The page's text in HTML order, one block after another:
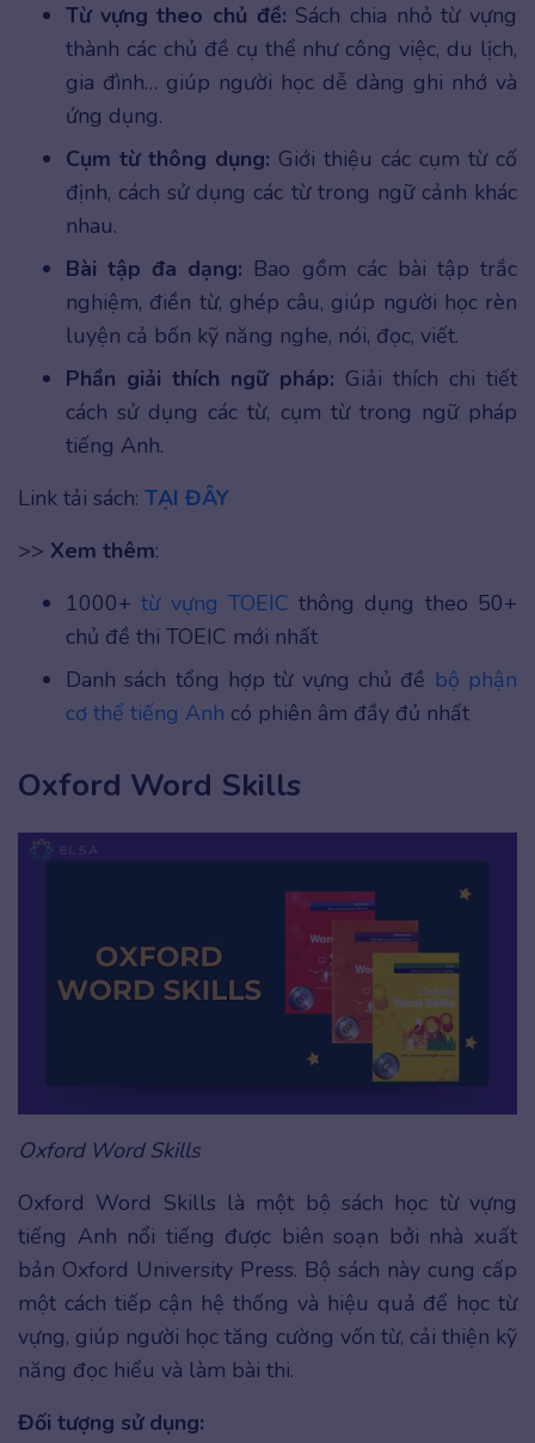
Từ vựng theo chủ đề: Sách chia nhỏ từ vựng
thành các chủ đề cụ thể như công việc, du lịch,
gia đình… giúp người học dễ dàng ghi nhớ và
ứng dụng.
Cụm từ thông dụng: Giới thiệu các cụm từ cố
định, cách sử dụng các từ trong ngữ cảnh khác
nhau.
Bài tập đa dạng: Bao gồm các bài tập trắc
nghiệm, điền từ, ghép câu, giúp người học rèn
luyện cả bốn kỹ năng nghe, nói, đọc, viết.
Phần giải thích ngữ pháp: Giải thích chi tiết
cách sử dụng các từ, cụm từ trong ngữ pháp
tiếng Anh.
Link tải sách: TẠI ĐÂY
>> Xem thêm:
1000+từ vựng TOEIC thông dụng theo 50+
chủ đề thi TOEIC mới nhất
Danh sách tổng hợp từ vựng chủ đề bộ phận
cơ thể tiếng Anh có phiên âm đầy đủ nhất
Oxford Word Skills
Oxford Word Skills
Oxford Word Skills là một bộ sách học từ vựng
tiếng Anh nổi tiếng được biên soạn bởi nhà xuất
bản Oxford University Press. Bộ sách này cung cấp
một cách tiếp cận hệ thống và hiệu quả để học từ
vựng, giúp người học tăng cường vốn từ, cải thiện kỹ
năng đọc hiểu và làm bài thi.
Đối tượng sử dụng: